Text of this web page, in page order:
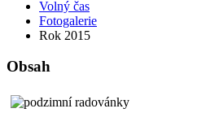
Volný čas
Fotogalerie
Rok 2015
Obsah